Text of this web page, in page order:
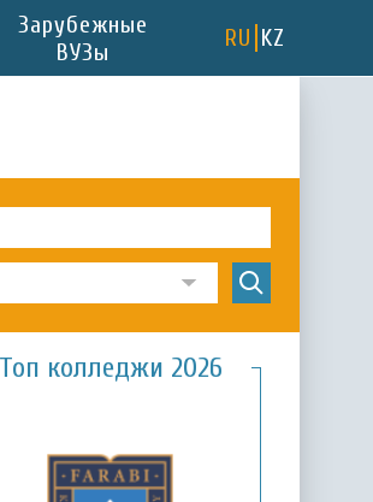
Зарубежные
ВУЗы
RU KZ
Топ колледжи 2026